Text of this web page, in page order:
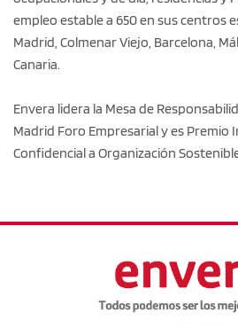
empleo estable a 650 en sus centros
Madrid, Colmenar Viejo, Barcelona,
Canaria.
Envera lidera la Mesa de
Madrid Foro Empresarial y es Premio
Confidencial a Organización